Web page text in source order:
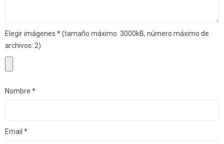
Elegir imágenes *(tamaño máximo: 3000kB, número máximo de
archivos: 2)
Nombre *
Email *